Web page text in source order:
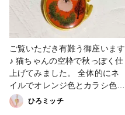
#creema #Instagram #Twitter
#販売中 #クマの空枠
ご覧いただき有難う御座います
♪ 猫ちゃんの空枠で秋っぽく仕
上げてみました。 全体的にネ
イルでオレンジ色とカラシ色で
塗り塗りして見ました。笑 雀
さんときのこ達もしきつめまし
ひろミッチ